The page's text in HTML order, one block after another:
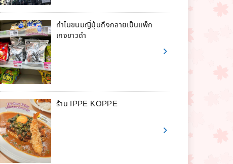
ทำไมขนมญี่ปุ่นถึงกลายเป็นแพ็ก
เกจขาวดำ
ร้าน IPPE KOPPE